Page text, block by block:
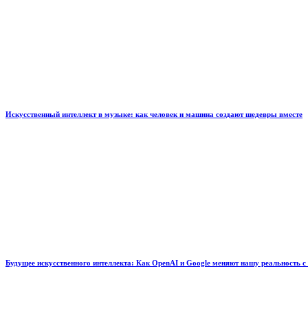
Искусственный интеллект в музыке: как человек и машина создают шедевры вместе
Будущее искусственного интеллекта: Как OpenAI и Google меняют нашу реальность